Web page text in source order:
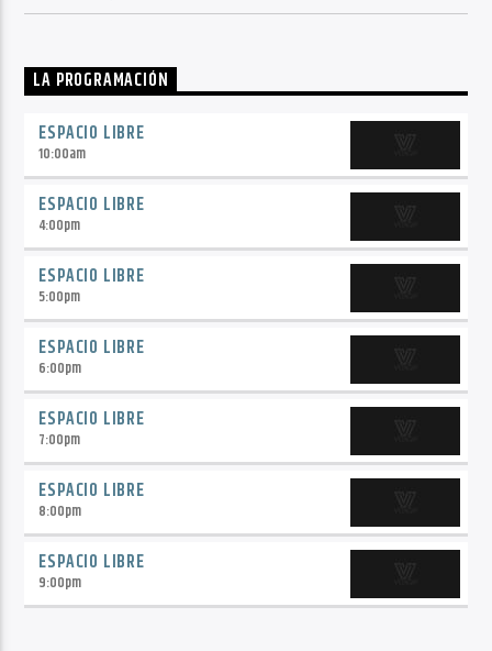
LA PROGRAMACIÓN
ESPACIO LIBRE
10:00am
ESPACIO LIBRE
4:00pm
ESPACIO LIBRE
5:00pm
ESPACIO LIBRE
6:00pm
ESPACIO LIBRE
7:00pm
ESPACIO LIBRE
8:00pm
ESPACIO LIBRE
9:00pm